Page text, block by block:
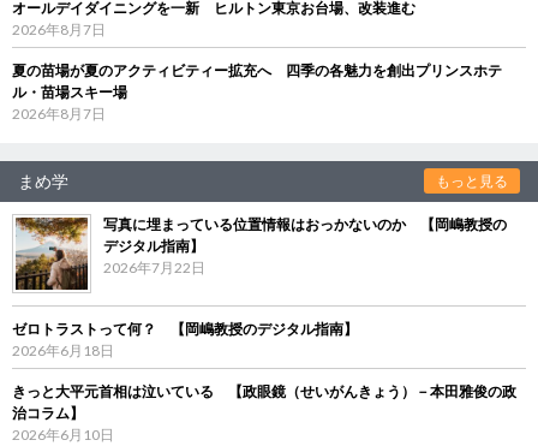
オールデイダイニングを一新 ヒルトン東京お台場、改装進む
2026年8月7日
夏の苗場が夏のアクティビティー拡充へ 四季の各魅力を創出プリンスホテ
ル・苗場スキー場
2026年8月7日
まめ学 もっと見る
写真に埋まっている位置情報はおっかないのか 【岡嶋教授の
デジタル指南】
2026年7月22日
ゼロトラストって何？ 【岡嶋教授のデジタル指南】
2026年6月18日
きっと大平元首相は泣いている 【政眼鏡（せいがんきょう）－本田雅俊の政
治コラム】
2026年6月10日